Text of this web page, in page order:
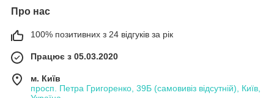
Про нас
100% позитивних з 24 відгуків за рік
Працює з 05.03.2020
м. Київ
просп. Петра Григоренко, 39Б (самовивіз відсутній), Київ,